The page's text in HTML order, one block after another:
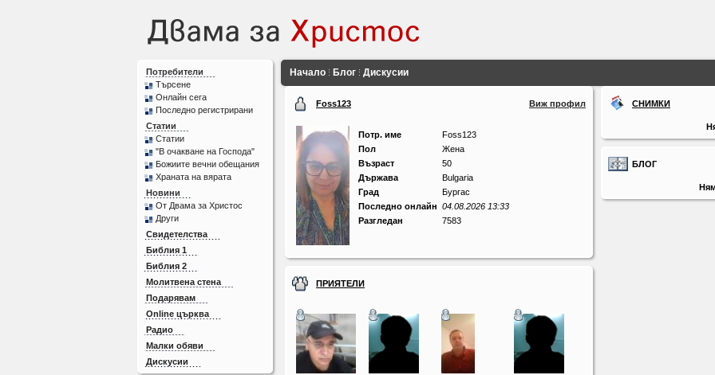
Потребители
Търсене
Онлайн сега
Последно регистрирани
Статии
Статии
"В очакване на Господа"
Божиите вечни обещания
Храната на вярата
Новини
От Двама за Христос
Други
Свидетелства
Библия 1
Библия 2
Молитвена стена
Подарявам
Online църква
Радио
Малки обяви
Дискусии
Начало Блог Дискусии
Foss123 Виж профил
Потр. име
Foss123
Пол
Жена
Възраст
50
Държава
Bulgaria
Град
Бургас
Последно онлайн 04.08.2026 13:33
Разгледан
7583
ПРИЯТЕЛИ
СНИМКИ
БЛОГ